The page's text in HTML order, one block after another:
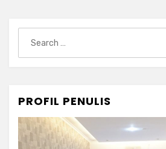
for:
PROFIL PENULIS